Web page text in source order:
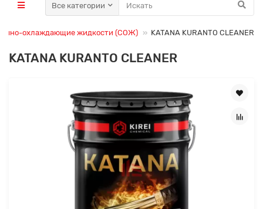
Все категории
охлаждающие жидкости (СОЖ) KATANA KURANTO CLEANER
KATANA KURANTO CLEANER